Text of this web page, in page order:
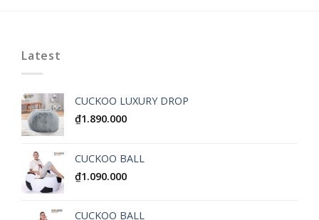
Latest
CUCKOO LUXURY DROP
₫1.890.000
CUCKOO BALL
₫1.090.000
CUCKOO BALL